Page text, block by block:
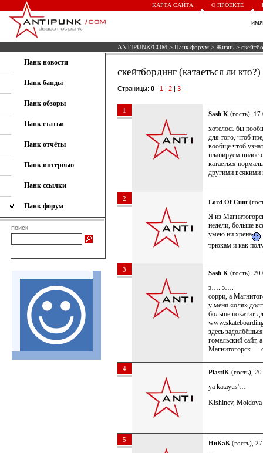
КАРТА САЙТА О ПРОЕКТЕ
ANTIPUNK/COM > Панк форум > Жизнь >
Панк новости
Панк банды
Панк обзоры
Панк статьи
Панк отчёты
Панк интервью
Панк ссылки
Панк форум
поиск
скейтбординг (катаеться ли кто?)
Страницы: 0 | 1 | 2 | 3
1 Sash K (гость),
хотелось бы
для того, чтоб
вообще чтоб
планируем видос
катаеться
другими всякими
2 Lord Of Cunt
Я из
недели, больше
умею ни хрена
трюкам и как
3 Sash K (гость),
э…. э….
сорри, а
у меня «оля»
больше покатит
здесь
гомельский сайт,
Магнитогорск —
4 PlastiK (гость),
ya katayus'…
Kishinev, Moldova
5 НиКаК (гость),